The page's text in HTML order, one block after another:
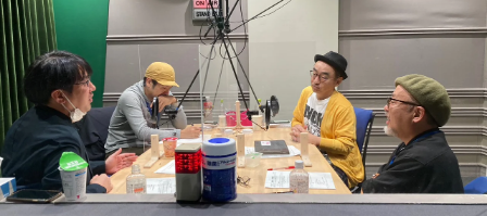
YouTube
会社情報